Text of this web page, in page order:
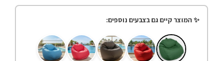
אודות
✨ המוצר קיים גם בצבעים נוספים: